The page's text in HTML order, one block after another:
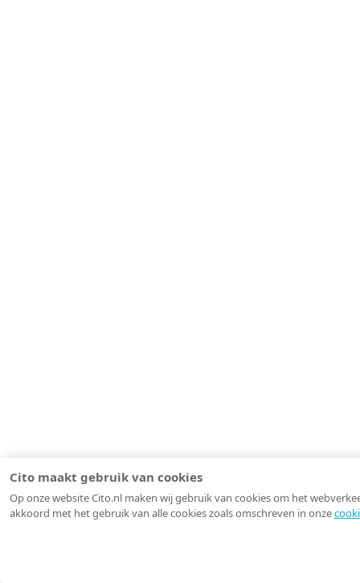
Cito maakt gebruik van cookies
Op onze website Cito.nl maken wij gebruik van cookies om het
akkoord met het gebruik van alle cookies zoals omschreven in onze